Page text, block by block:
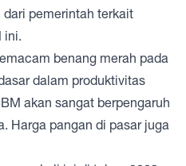
pemerintah terkait
ini.
benang merah pada
dalam produktivitas
akan sangat berpengaruh
Harga pangan di pasar juga